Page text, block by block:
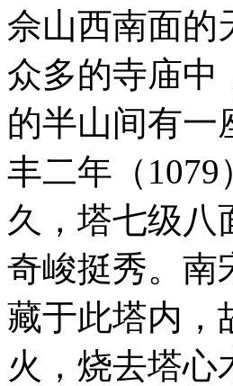
佘山西南面的
众多的寺庙中
的半山间有一
丰二年（
久，塔七级八
奇峻挺秀。南
藏于此塔内，
火，烧去塔心